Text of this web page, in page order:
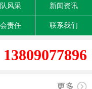
风采 新闻资讯
责任 联系我们
13809077896